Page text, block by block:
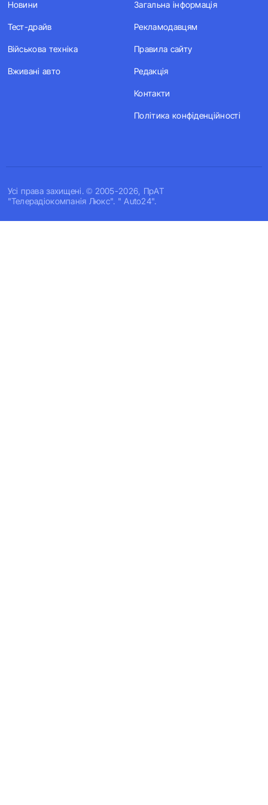
Усi права захищенi. © 2005-2026, ПрАТ
"Телерадіокомпанія Люкс". " Auto24".
Новини
Тест-драйв
Військова техніка
Вживані авто
Загальна інформація
Рекламодавцям
Правила сайту
Редакція
Контакти
Політика конфіденційності